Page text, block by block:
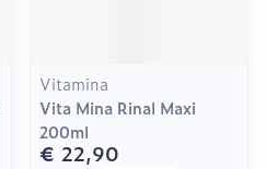
Vitamina
Vita Mina Rinal Maxi
200ml
€ 22,90